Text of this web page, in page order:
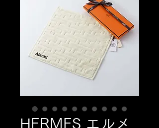
HERMES エルメ